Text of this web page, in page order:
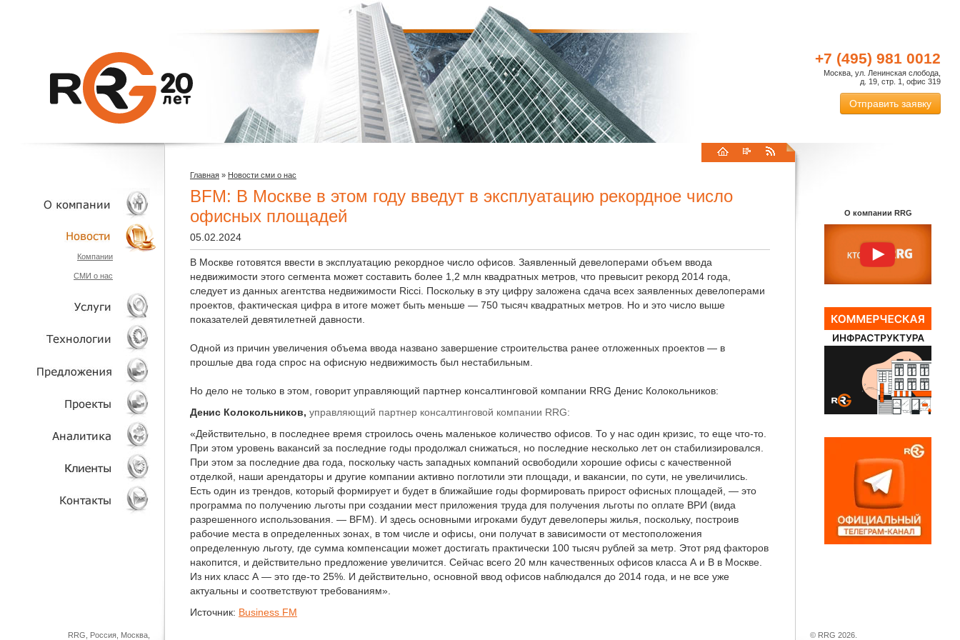
+7 (495) 981 0012
Москва, ул. Ленинская слобода,
д. 19, стр. 1, офис 319
Отправить заявку
О КОМПАНИИ
НОВОСТИ
Компании
СМИ о нас
УСЛУГИ
ТЕХНОЛОГИИ
ОБЪЕКТЫ
ПРОЕКТЫ
АНАЛИТИКА
КЛИЕНТЫ
Главная » Новости сми о нас
BFM: В Москве в этом году введут в эксплуатацию рекордное число
офисных площадей
05.02.2024
В Москве готовятся ввести в эксплуатацию рекордное число офисов. Заявленный девелоперами объем ввода
недвижимости этого сегмента может составить более 1,2 млн квадратных метров, что превысит рекорд 2014 года,
следует из данных агентства недвижимости Ricci. Поскольку в эту цифру заложена сдача всех заявленных девелоперами
проектов, фактическая цифра в итоге может быть меньше — 750 тысяч квадратных метров. Но и это число выше
показателей девятилетней давности.
Одной из причин увеличения объема ввода названо завершение строительства ранее отложенных проектов — в
прошлые два года спрос на офисную недвижимость был нестабильным.
Но дело не только в этом, говорит управляющий партнер консалтинговой компании RRG Денис Колокольников:
Денис Колокольников, управляющий партнер консалтинговой компании RRG:
«Действительно, в последнее время строилось очень маленькое количество офисов. То у нас один кризис, то еще что-то.
При этом уровень вакансий за последние годы продолжал снижаться, но последние несколько лет он стабилизировался.
При этом за последние два года, поскольку часть западных компаний освободили хорошие офисы с качественной
отделкой, наши арендаторы и другие компании активно поглотили эти площади, и вакансии, по сути, не увеличились.
Есть один из трендов, который формирует и будет в ближайшие годы формировать прирост офисных площадей, — это
программа по получению льготы при создании мест приложения труда для получения льготы по оплате ВРИ (вида
разрешенного использования. — BFM). И здесь основными игроками будут девелоперы жилья, поскольку, построив
рабочие места в определенных зонах, в том числе и офисы, они получат в зависимости от местоположения
определенную льготу, где сумма компенсации может достигать практически 100 тысяч рублей за метр. Этот ряд факторов
накопится, и действительно предложение увеличится. Сейчас всего 20 млн качественных офисов класса А и B в Москве.
Из них класс А — это где-то 25%. И действительно, основной ввод офисов наблюдался до 2014 года, и не все уже
актуальны и соответствуют требованиям».
Источник: Business FM
О компании RRG
RRG, Россия, Москва,
© RRG 2026.